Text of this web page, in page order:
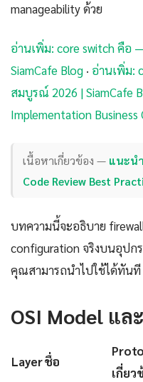
manageability ด้วย
อ่านเพิ่ม: core switch คื
SiamCafe Blog · อ่านเพิ่ม:
สมบูรณ์ 2026 | SiamCafe
Implementation
เนื้อหาเกี่ยวข้อง — แนะน
Code Review Best
บทความนี้จะอธิบาย
configuration จริงบนอุปก
คุณสามารถนำไปใช้ได้ทันที
OSI Model แ
Layerชื่อ
เกี่ยว